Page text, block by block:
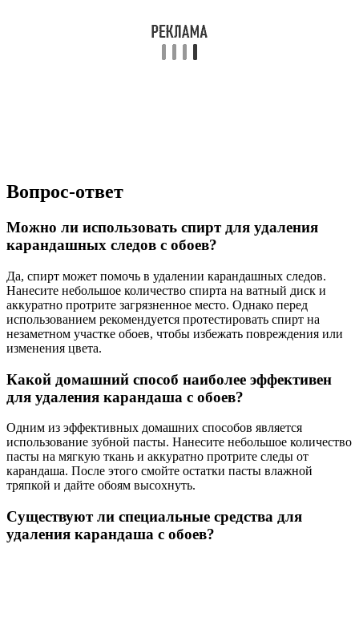
Вопрос-ответ
Можно ли использовать спирт для удаления
карандашных следов с обоев?
Да, спирт может помочь в удалении карандашных следов.
Нанесите небольшое количество спирта на ватный диск и
аккуратно протрите загрязненное место. Однако перед
использованием рекомендуется протестировать спирт на
незаметном участке обоев, чтобы избежать повреждения или
изменения цвета.
Какой домашний способ наиболее эффективен
для удаления карандаша с обоев?
Одним из эффективных домашних способов является
использование зубной пасты. Нанесите небольшое количество
пасты на мягкую ткань и аккуратно протрите следы от
карандаша. После этого смойте остатки пасты влажной
тряпкой и дайте обоям высохнуть.
Существуют ли специальные средства для
удаления карандаша с обоев?